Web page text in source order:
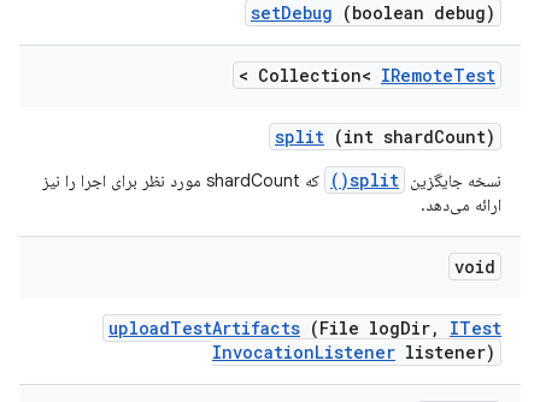
setDebug (boolean debug)
Collection< IRemoteTest
>
split (int shardCount)
نسخه جایگزین split()
که shardCount مورد نظر برای اجرا را نیز
ارائه می‌دهد.
void
uploadTestArtifacts (File logDir,
ITest
InvocationListener listener)